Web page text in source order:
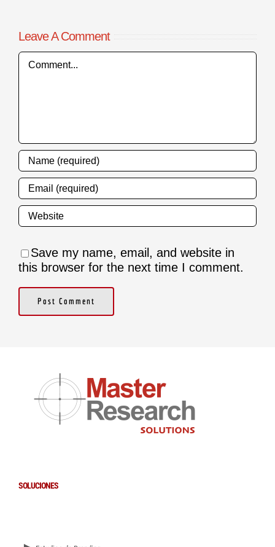
Leave A Comment
Comment
Save my name, email, and website in
this browser for the next time I comment.
SOLUCIONES